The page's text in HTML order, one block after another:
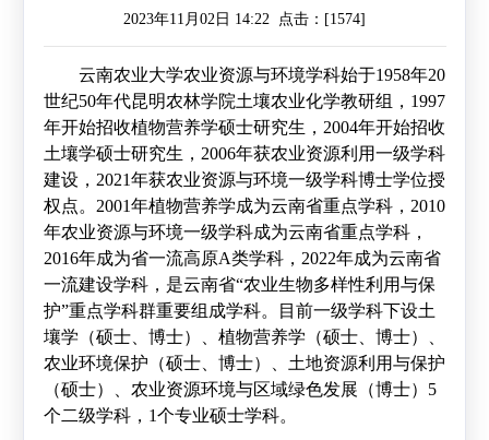
2023年11月02日 14:22 点击：[1574]
云南农业大学农业资源与环境学科始于1958年20
世纪50年代昆明农林学院土壤农业化学教研组， 1997
年开始招收植物营养学硕士研究生， 2004年开始招收
土壤学硕士研究生， 2006年获农业资源利用一级学科
建设， 2021年获农业资源与环境一级学科博士学位授
权点。 2001年植物营养学成为云南省重点学科， 2010
年农业资源与环境一级学科成为云南省重点学科，
2016年成为省一流高原A类学科， 2022年成为云南省
一流建设学科，是云南省“农业生物多样性利用与保
护”重点学科群重要组成学科。目前一级学科下设土
壤学（硕士、博士）、植物营养学（硕士、博士）、
农业环境保护（硕士、博士）、土地资源利用与保护
（硕士）、农业资源环境与区域绿色发展（博士） 5
个二级学科， 1个专业硕士学科。